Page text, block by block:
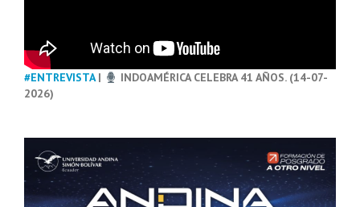
#ENTREVISTA|
INDOAMÉRICA CELEBRA 41 AÑOS. (14-07-
2026)